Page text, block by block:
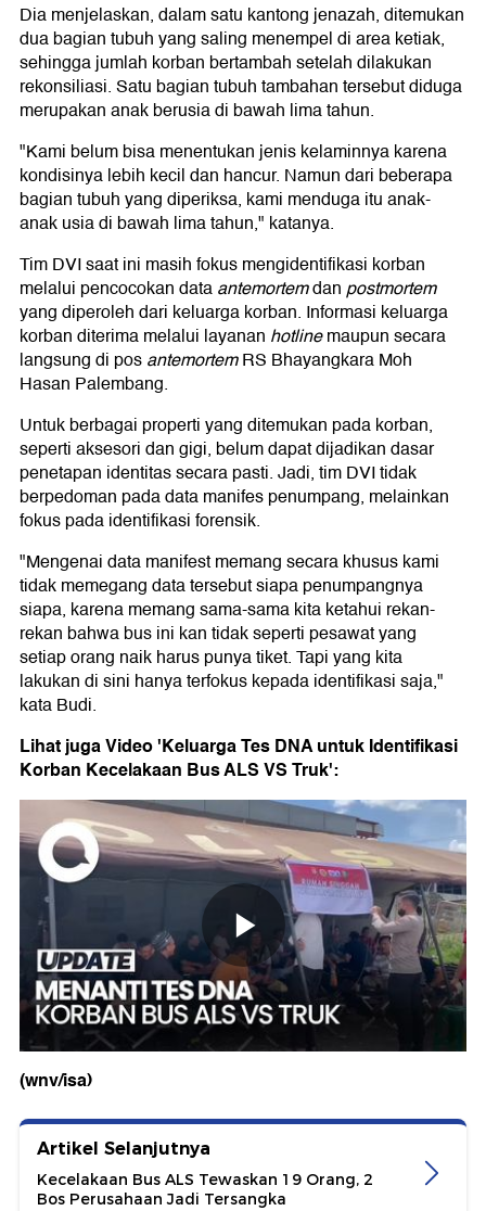
Dia menjelaskan, dalam satu kantong jenazah, ditemukan
dua bagian tubuh yang saling menempel di area ketiak,
sehingga jumlah korban bertambah setelah dilakukan
rekonsiliasi. Satu bagian tubuh tambahan tersebut diduga
merupakan anak berusia di bawah lima tahun.
"Kami belum bisa menentukan jenis kelaminnya karena
kondisinya lebih kecil dan hancur. Namun dari beberapa
bagian tubuh yang diperiksa, kami menduga itu anak-
anak usia di bawah lima tahun," katanya.
Tim DVI saat ini masih fokus mengidentifikasi korban
melalui pencocokan dataantemortemdanpostmortem
yang diperoleh dari keluarga korban. Informasi keluarga
korban diterima melalui layanan hotlinemaupun secara
langsung di posantemortemRS Bhayangkara Moh
Hasan Palembang.
Untuk berbagai properti yang ditemukan pada korban,
seperti aksesori dan gigi, belum dapat dijadikan dasar
penetapan identitas secara pasti. Jadi, tim DVI tidak
berpedoman pada data manifes penumpang, melainkan
fokus pada identifikasi forensik.
"Mengenai data manifest memang secara khusus kami
tidak memegang data tersebut siapa penumpangnya
siapa, karena memang sama-sama kita ketahui rekan-
rekan bahwa bus ini kan tidak seperti pesawat yang
setiap orang naik harus punya tiket. Tapi yang kita
lakukan di sini hanya terfokus kepada identifikasi saja,"
kata Budi.
Lihat juga Video 'Keluarga Tes DNA untuk Identifikasi
Korban Kecelakaan Bus ALS VS Truk':
(wnv/isa)
Artikel Selanjutnya
Kecelakaan Bus ALS Tewaskan 19 Orang, 2
Bos Perusahaan Jadi Tersangka